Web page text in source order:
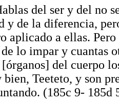
del ser y del no
y de la diferencia,
aplicado a ellas.
lo impar y cuantas
[órganos] del cuerpo
bien, Teeteto, y son
(185c 9- 185d